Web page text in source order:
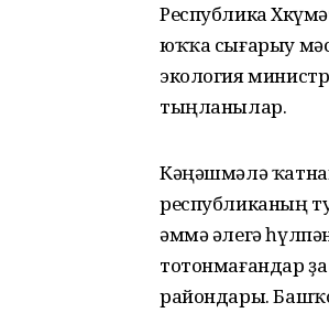
Республика
юҡҡа сығарыу
экология
тыңланылар.
Кәңәшмәлә
республиканың
әммә әлегә
тотонмағандар ҙа
райондары.